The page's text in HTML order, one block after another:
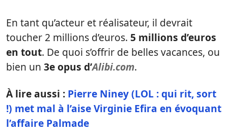
En tant qu’acteur et réalisateur, il devrait
toucher 2 millions d’euros. 5 millions d’euros
en tout. De quoi s’offrir de belles vacances, ou
bien un 3e opus d’Alibi.com.
À lire aussi : Pierre Niney (LOL : qui rit, sort
!) met mal à l’aise Virginie Efira en évoquant
l’affaire Palmade